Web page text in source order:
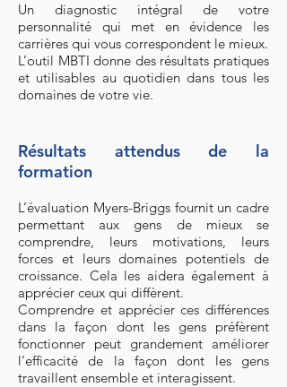
Un diagnostic intégral de votre
personnalité qui met en évidence les
carrières qui vous correspondent le mieux.
L’outil MBTI donne des résultats pratiques
et utilisables au quotidien dans tous les
domaines de votre vie.
Résultats attendus de la
formation
L’évaluation Myers-Briggs fournit un cadre
permettant aux gens de mieux se
comprendre, leurs motivations, leurs
forces et leurs domaines potentiels de
croissance. Cela les aidera également à
apprécier ceux qui diffèrent.
Comprendre et apprécier ces différences
dans la façon dont les gens préfèrent
fonctionner peut grandement améliorer
l’efficacité de la façon dont les gens
travaillent ensemble et interagissent.